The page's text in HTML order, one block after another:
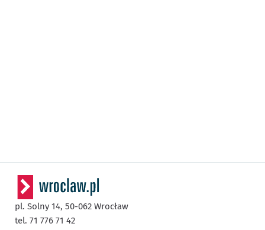
pl. Solny 14, 50-062 Wrocław
tel. 71 776 71 42